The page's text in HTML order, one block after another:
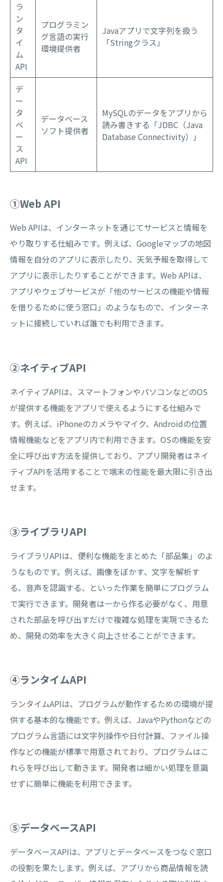
ラ
ン
タ
イ
ム
API
プログラミン
グ言語の実行
環境提供者
Javaアプリで文字列を扱う
「Stringクラス」
デ
ー
タ
ベ
ー
ス
API
データベース
ソフト提供者
MySQLのデータをアプリから
読み書きする「JDBC（Java
Database Connectivity）」
①Web API
Web APIは、インターネットを通じてサービスと情報を
やり取りする仕組みです。例えば、Googleマップの地図
情報を自分のアプリに表示したり、天気予報を取得して
アプリに表示したりすることができます。Web APIは、
アプリやウェブサービスが「他のサービスの機能や情報
を借りるために使う窓口」のようなもので、インターネ
ットに接続していれば誰でも利用できます。
②ネイティブAPI
ネイティブAPIは、スマートフォンやパソコンなどのOS
が提供する機能をアプリで使えるようにする仕組みで
す。例えば、iPhoneのカメラやマイク、Androidの位置
情報機能などをアプリ内で利用できます。OSの機能を安
全に呼び出す方法を提供しており、アプリ開発者はネイ
ティブAPIを活用することで端末の性能を最大限に引き出
せます。
③ライブラリAPI
ライブラリAPIは、便利な機能をまとめた「部品集」のよ
うなものです。例えば、画像をぼかす、文字を解析す
る、音声を認識する、といった作業を簡単にプログラム
で実行できます。開発者は一から作る必要がなく、用意
された部品を呼び出すだけで複雑な処理を実現できるた
め、開発の効率を大きく向上させることができます。
④ランタイムAPI
ランタイムAPIは、プログラムが動作するための環境が提
供する基本的な機能です。例えば、JavaやPythonなどの
プログラム言語には文字列操作や日付計算、ファイル操
作などの機能が標準で用意されており、プログラムはこ
れらを呼び出して動きます。開発者は細かい処理を意識
せずに簡単に機能を利用できます。
⑤データベースAPI
データベースAPIは、アプリとデータベースをつなぐ窓口
の役割を果たします。例えば、アプリから商品情報を読